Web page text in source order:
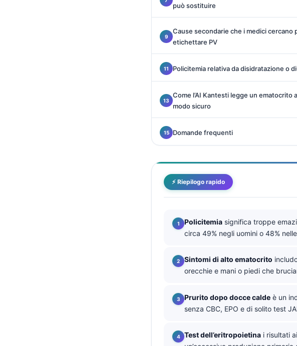
può sostituire
Cause secondarie che i medici cercano
etichettare PV
Policitemia relativa da disidratazione o
Come l’AI Kantesti legge un ematocrito
modo sicuro
Domande frequenti
⚡ Riepilogo rapido
Policitemia significa troppe
circa 49% negli uomini o 48%
Sintomi di alto ematocrito
orecchie e mani o piedi che
Prurito dopo docce calde è un
senza CBC, EPO e di solito test
Test dell’eritropoietina i risultati